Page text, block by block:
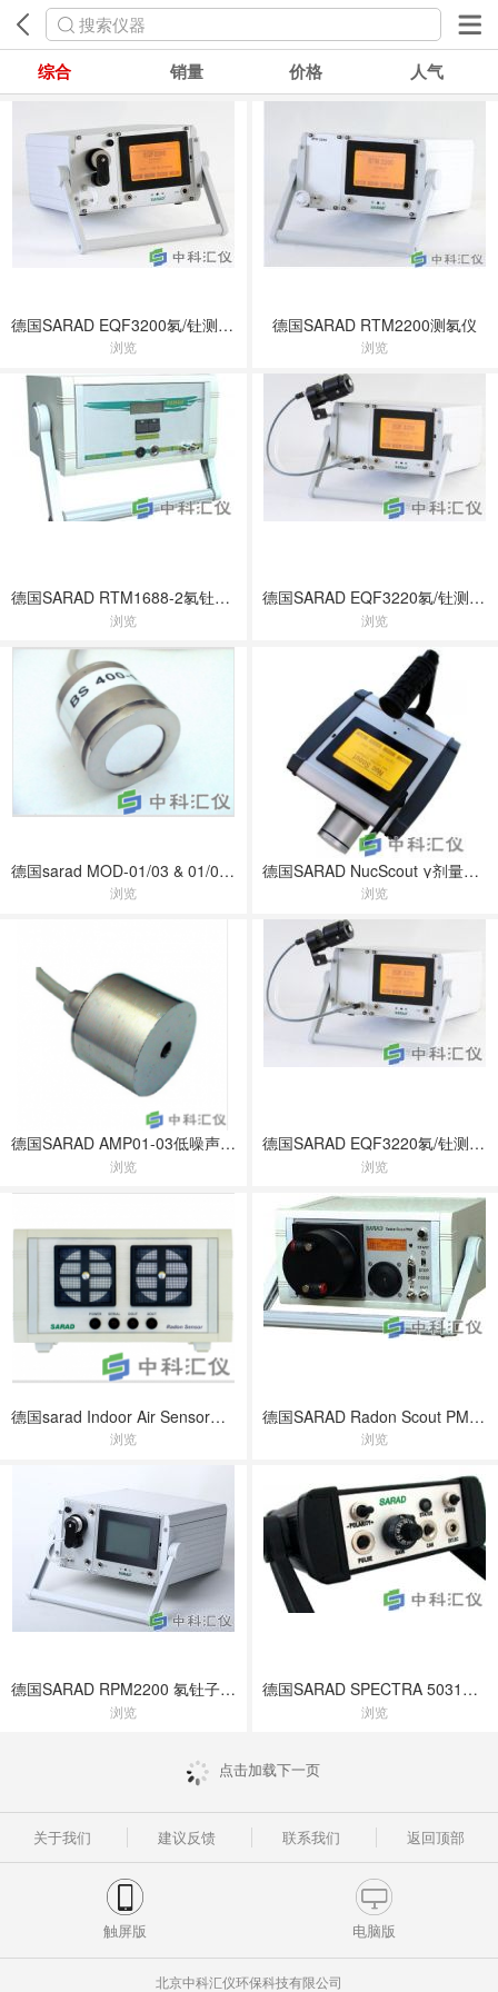
搜索仪器
综合 销量 价格 人气
德国SARAD EQF3200氡/钍测量仪
浏览
德国SARAD RTM2200测氡仪
浏览
德国SARAD RTM1688-2氡钍测量仪
浏览
德国SARAD EQF3220氡/钍测量仪
浏览
德国sarad MOD-01/03 & 01/04半导体探测器/预制前放套装
浏览
德国SARAD NucScout γ剂量率检测仪
浏览
德国SARAD AMP01-03低噪声前放
浏览
德国SARAD EQF3220氡/钍测量仪
浏览
德国sarad Indoor Air Sensor室内氡测量仪
浏览
德国SARAD Radon Scout PMT闪烁室测氡仪
浏览
德国SARAD RPM2200 氡钍子体测量仪
浏览
德国SARAD SPECTRA 5031多道分析器
浏览
点击加载下一页
关于我们 建议反馈 联系我们 返回顶部
触屏版 电脑版
北京中科汇仪环保科技有限公司